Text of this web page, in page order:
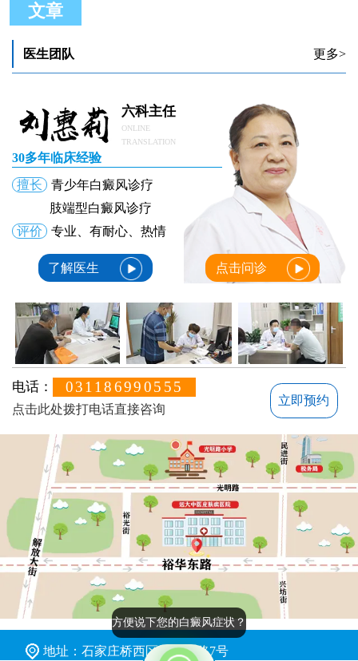
文章
医生团队 更多>
六科主任
ONLINE
TRANSLATION
30多年临床经验
擅长
青少年白癜风诊疗
肢端型白癜风诊疗
评价
专业、有耐心、热情
了解医生 点击问诊
电话： 031186990555
点击此处拨打电话直接咨询
立即预约
地址：石家庄桥西区裕华东路7号
方便说下您的白癜风症状？